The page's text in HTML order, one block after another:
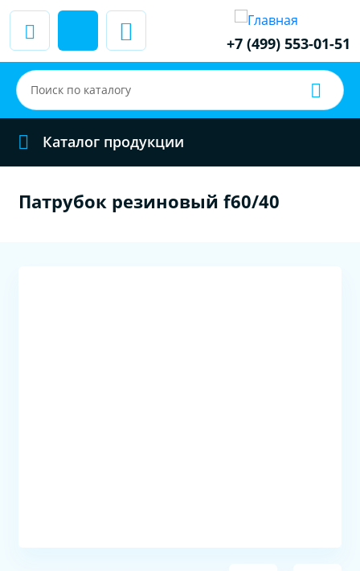
+7 (499) 553-01-51
Каталог продукции
Патрубок резиновый f60/40